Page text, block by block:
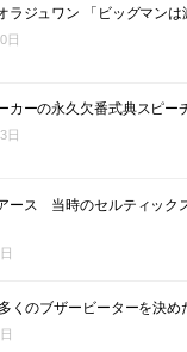
ラジュワン 「ビッグマンは
日
カーの永久欠番式典スピー
日
ース 当時のセルティック
くのブザービーターを決め